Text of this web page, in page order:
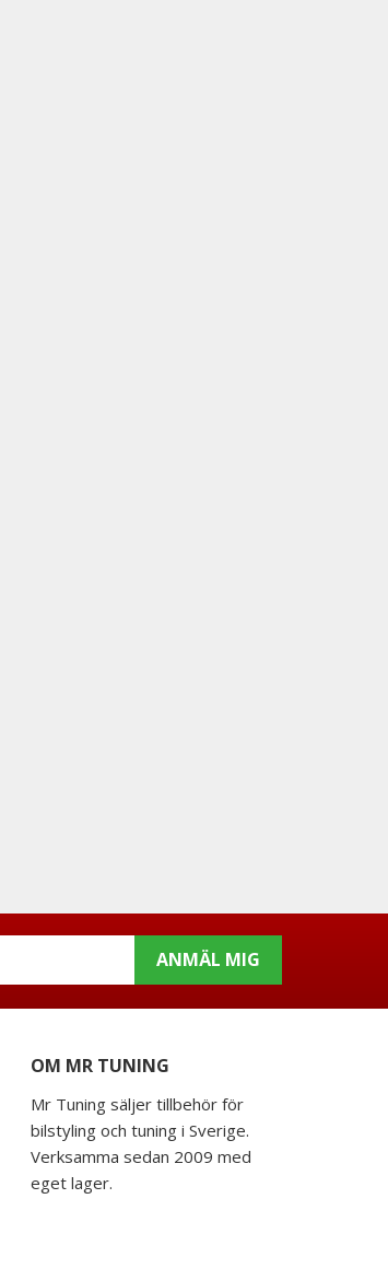
ANMÄL MIG
OM MR TUNING
Mr Tuning säljer tillbehör för
bilstyling och tuning i Sverige.
Verksamma sedan 2009 med
eget lager.